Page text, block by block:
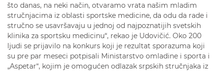
što danas, na neki način, otvaramo vrata našim mladim
stručnjacima iz oblasti sportske medicine, da odu da rade i
stručno se usavršavaju u jednoj od najpoznatijih svetskih
klinika za sportsku medicinu“, rekao je Udovičić. Oko 200
ljudi se prijavilo na konkurs koji je rezultat sporazuma koji
su pre par meseci potpisali Ministarstvo omladine i sporta i
„Aspetar“, kojim je omogućen odlazak srpskih stručnjaka iz